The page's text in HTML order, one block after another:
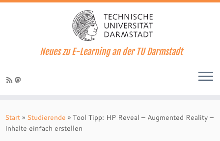
Inhalt
springen
Neues zu E-Learning an der TU Darmstadt
Start » Studierende » Tool Tipp: HP Reveal – Augmented Reality –
Inhalte einfach erstellen